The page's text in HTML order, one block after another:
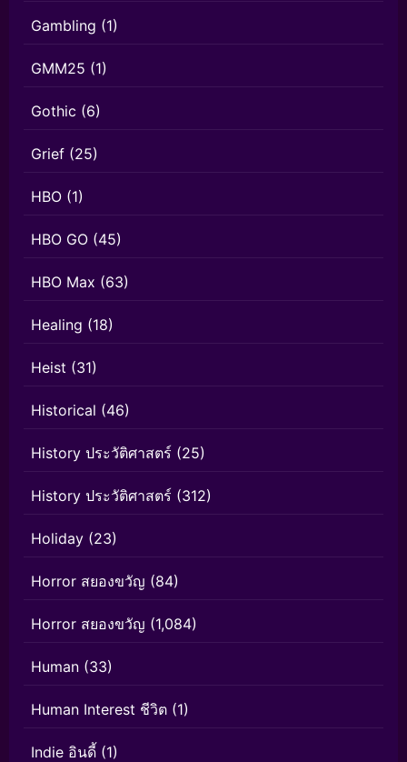
Gambling (1)
GMM25 (1)
Gothic (6)
Grief (25)
HBO (1)
HBO GO (45)
HBO Max (63)
Healing (18)
Heist (31)
Historical (46)
History ประวัติศาสตร์ (25)
History ประวัติศาสตร์ (312)
Holiday (23)
Horror สยองขวัญ (84)
Horror สยองขวัญ (1,084)
Human (33)
Human Interest ชีวิต (1)
Indie อินดี้ (1)